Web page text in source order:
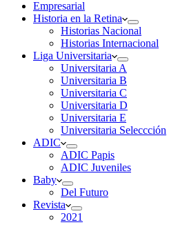
Empresarial
Historia en la Retina
Historias Nacional
Historias Internacional
Liga Universitaria
Universitaria A
Universitaria B
Universitaria C
Universitaria D
Universitaria E
Universitaria Seleccción
ADIC
ADIC Papis
ADIC Juveniles
Baby
Del Futuro
Revista
2021